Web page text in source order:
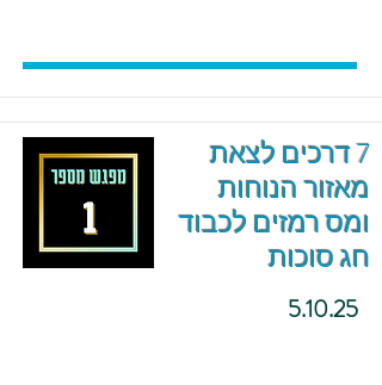
7 דרכים לצאת
מאזור הנוחות
ומס רמזים לכבוד
חג סוכות
5.10.25